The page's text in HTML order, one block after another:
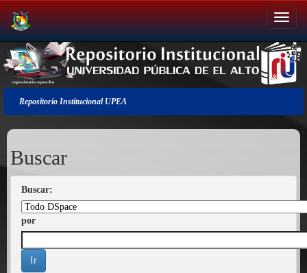
Salir
de
la
navegación
Repositorio Institucional UPEA
Buscar
Buscar:
por